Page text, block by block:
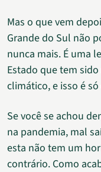
Mas o que vem
Grande do Sul não
nunca mais. É uma
Estado que tem
climático, e isso é
Se você se achou
na pandemia, mal
esta não tem um
contrário. Como